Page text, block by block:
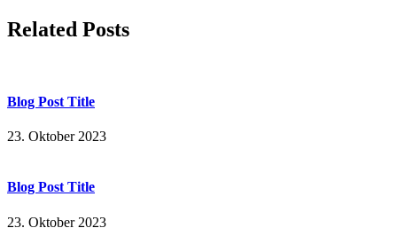
Related Posts
Blog Post Title
23. Oktober 2023
Blog Post Title
23. Oktober 2023